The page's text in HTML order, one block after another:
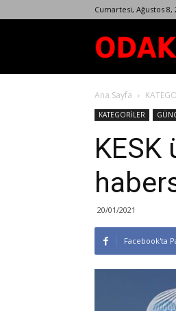
Cumartesi, Ağustos 8,
Ana Sayfa
KATEGORİLER
20/01/2021
Facebook'ta